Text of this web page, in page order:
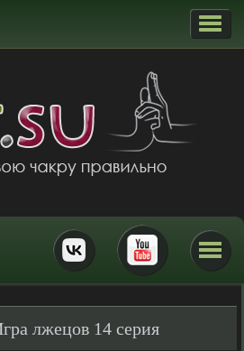
лжецов 14 серия